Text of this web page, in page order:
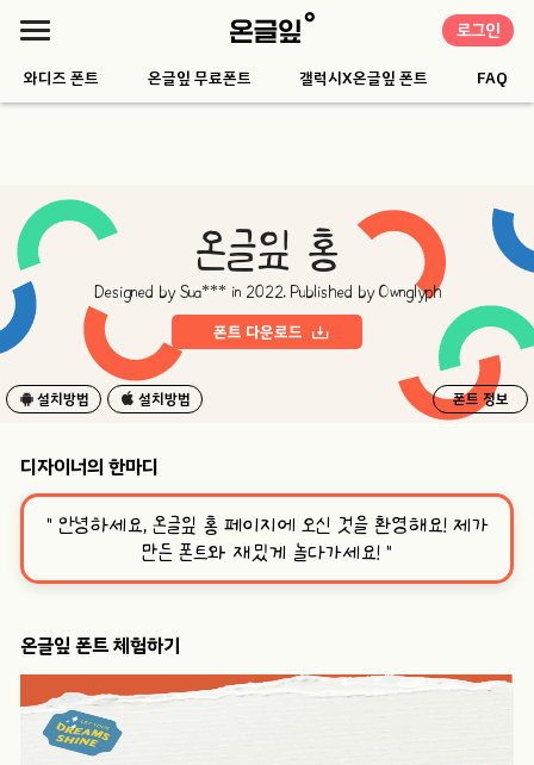
로그인
와디즈 폰트 온글잎 무료폰트 갤럭시X온글잎 폰트 FAQ
온글잎 홍
Designed by Sua*** in 2022. Published by Ownglyph
폰트 다운로드
설치방법 설치방법 폰트 정보
디자이너의 한마디
“ 안녕하세요, 온글잎 홍 페이지에 오신 것을 환영해요! 제가
만든 폰트와 재밌게 놀다가세요! ”
온글잎 폰트 체험하기